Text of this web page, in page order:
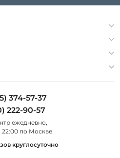
374-57-37
222-90-57
eжедневно,
22:00 по Москве
круглосуточно